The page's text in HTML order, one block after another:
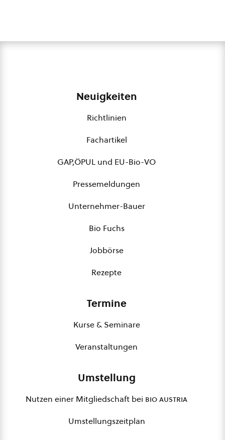
Neuigkeiten
Richtlinien
Fachartikel
GAP,ÖPUL und EU-Bio-VO
Pressemeldungen
Unternehmer-Bauer
Bio Fuchs
Jobbörse
Rezepte
Termine
Kurse & Seminare
Veranstaltungen
Umstellung
Nutzen einer Mitgliedschaft bei bio austria
Umstellungszeitplan